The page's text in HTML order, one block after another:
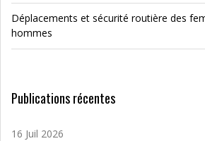
Déplacements et sécurité routière des
hommes
Publications récentes
16 Juil 2026